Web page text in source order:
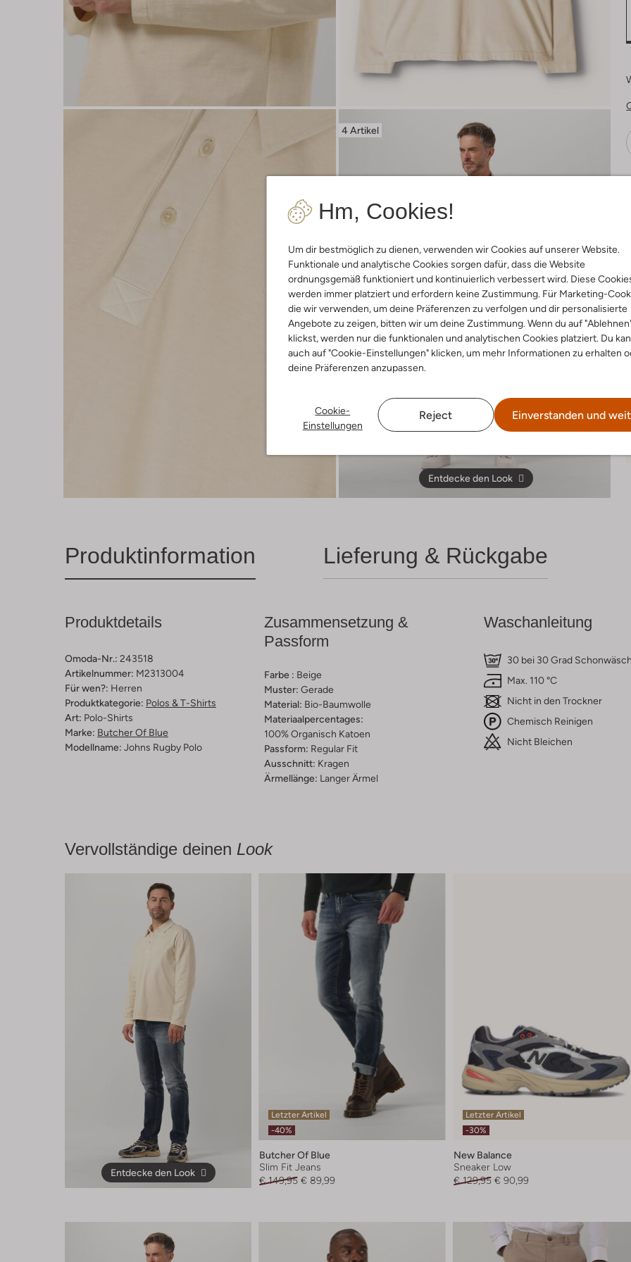
Hm, Cookies!
Um dir bestmöglich zu dienen, verwenden wir Cookies auf unserer Website.
Funktionale und analytische Cookies sorgen dafür, dass die Website
ordnungsgemäß funktioniert und kontinuierlich verbessert wird. Diese
werden immer platziert und erfordern keine Zustimmung. Für Marketing-
die wir verwenden, um deine Präferenzen zu verfolgen und dir personalisierte
Angebote zu zeigen, bitten wir um deine Zustimmung. Wenn du auf
klickst, werden nur die funktionalen und analytischen Cookies platziert. Du
auch auf "Cookie-Einstellungen" klicken, um mehr Informationen zu erhalten
deine Präferenzen anzupassen.
Cookie-
Einstellungen
Reject Einverstanden und
4 Artikel
Entdecke den Look
Produktinformation Lieferung & Rückgabe
Produktdetails
Omoda-Nr.: 243518
Artikelnummer: M2313004
Für wen?: Herren
Produktkategorie: Polos & T-Shirts
Art: Polo-Shirts
Marke: Butcher Of Blue
Modellname: Johns Rugby Polo
Zusammensetzung &
Passform
Farbe : Beige
Muster: Gerade
Material: Bio-Baumwolle
Materiaalpercentages:
100% Organisch Katoen
Passform: Regular Fit
Ausschnitt: Kragen
Ärmellänge: Langer Ärmel
Waschanleitung
30 bei 30 Grad
Max. 110 °C
Nicht in den Trockner
Chemisch Reinigen
Nicht Bleichen
Vervollständige deinen Look
Entdecke den Look
Letzter Artikel
-40%
Butcher Of Blue
Slim Fit Jeans
€ 149,95 € 89,99
Letzter Artikel
-30%
New Balance
Sneaker Low
€ 129,95 € 90,99